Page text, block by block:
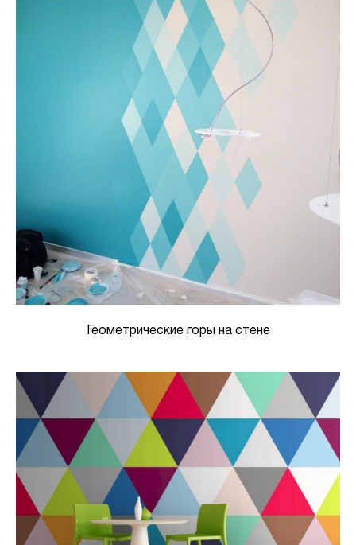
Геометрические горы на стене